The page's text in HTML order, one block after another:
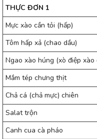
THỰC ĐƠN 1
Mực xào cần tỏi (hấp)
Tôm hấp xả (chao dầu)
Ngao xào húng (xò điệp xào
Mắm tép chưng thịt
Chả cá (chả mực) chiên
Salat trộn
Canh cua cà pháo